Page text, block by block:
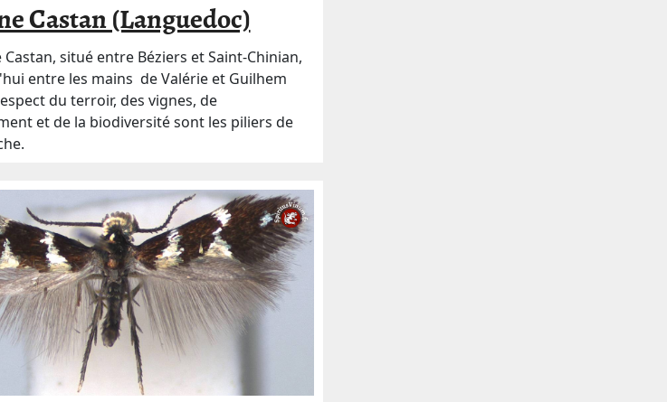
Castan (Languedoc)
Castan, situé entre Béziers et Saint-Chinian,
entre les mains de Valérie et Guilhem
du terroir, des vignes, de
et de la biodiversité sont les piliers de